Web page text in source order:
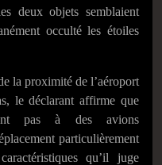
deux objets semblaient
occulté les étoiles
la proximité de l’aéroport
le déclarant affirme que
pas à des avions
particulièrement
qu’il juge